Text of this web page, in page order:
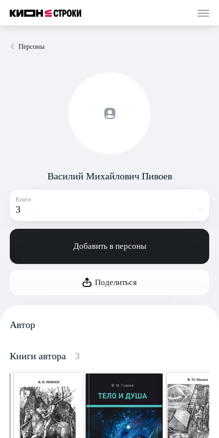
Персоны
Василий Михайлович Пивоев
Книги
3
Добавить в персоны
Поделиться
Автор
Книги автора 3